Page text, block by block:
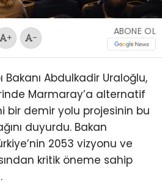
+ -
ABONE OL
Bakanı Abdulkadir Uraloğlu,
Marmaray’a alternatif
bir demir yolu projesinin bu
duyurdu. Bakan
2053 vizyonu ve
kritik öneme sahip